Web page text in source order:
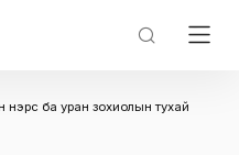
ба уран зохиолын тухай